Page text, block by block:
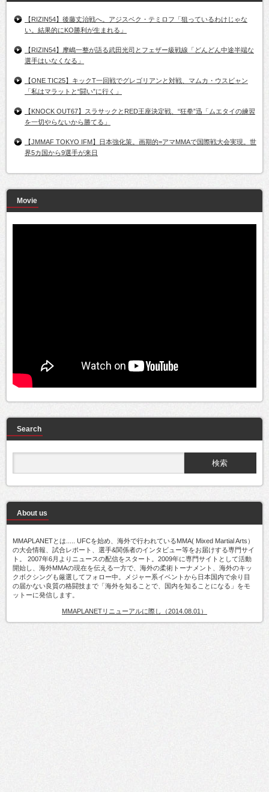
【RIZIN54】後藤丈治戦へ。アジスベク・テミロフ「狙っているわけじゃな
い。結果的にKO勝利が生まれる」
【RIZIN54】摩嶋一整が語る武田光司とフェザー級戦線「どんどん中途半端な
選手はいなくなる」
【ONE TIC25】キックT一回戦でグレゴリアンと対戦、マムカ・ウスビャン
「私はマラットと“闘い”に行く」
【KNOCK OUT67】スラサックとRED王座決定戦、“狂拳”迅「ムエタイの練習
を一切やらないから勝てる」
【JMMAF TOKYO IFM】日本強化策。画期的=アマMMAで国際戦大会実現。世
界5カ国から9選手が来日
Movie
Search
About us
MMAPLANETとは..... UFCを始め、海外で行われているMMA( Mixed Martial Arts）
の大会情報、試合レポート、選手&関係者のインタビュー等をお届けする専門サイ
ト。 2007年6月よりニュースの配信をスタート。2009年に専門サイトとして活動
開始し、海外MMAの現在を伝える一方で、海外の柔術トーナメント、海外のキッ
クボクシングも厳選してフォロー中。メジャー系イベントから日本国内で余り目
の届かない良質の格闘技まで「海外を知ることで、国内を知ることになる」をモ
ットーに発信します。
MMAPLANETリニューアルに際し（2014.08.01）